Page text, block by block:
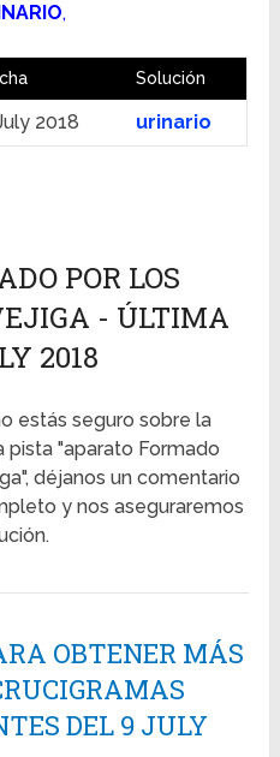
,
Solución
2018 urinario
POR LOS
- ÚLTIMA
2018
estás seguro sobre la
pista "aparato Formado
déjanos un comentario
y nos aseguraremos
OBTENER MÁS
DEL 9 JULY